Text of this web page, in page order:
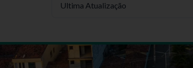
Ultima Atualização